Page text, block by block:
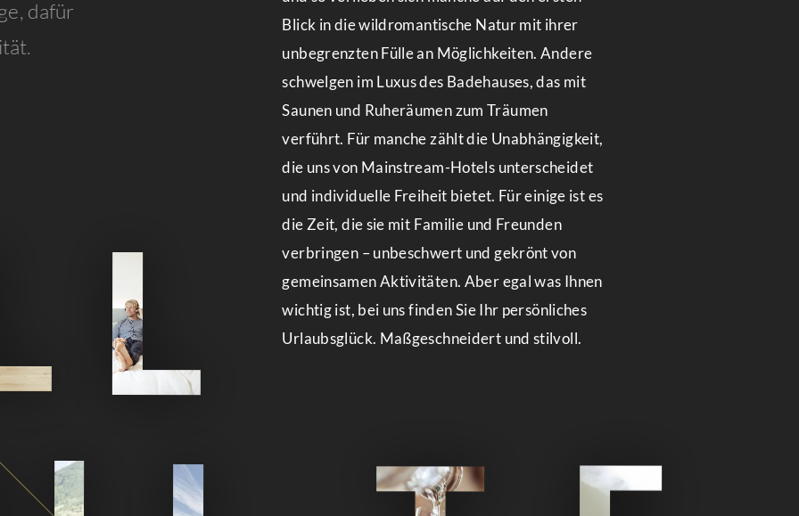
dafür
Blick in die wildromantische Natur mit ihrer
unbegrenzten Fülle an Möglichkeiten. Andere
schwelgen im Luxus des Badehauses, das mit
Saunen und Ruheräumen zum Träumen
verführt. Für manche zählt die Unabhängigkeit,
die uns von Mainstream-Hotels unterscheidet
und individuelle Freiheit bietet. Für einige ist es
die Zeit, die sie mit Familie und Freunden
verbringen – unbeschwert und gekrönt von
gemeinsamen Aktivitäten. Aber egal was Ihnen
wichtig ist, bei uns finden Sie Ihr persönliches
Urlaubsglück. Maßgeschneidert und stilvoll.